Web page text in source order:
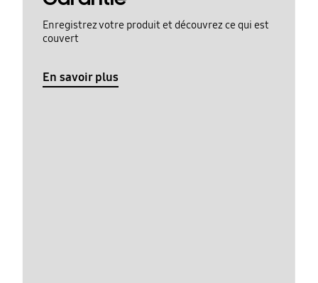
Enregistrez votre produit et découvrez ce qui est
couvert
En savoir plus